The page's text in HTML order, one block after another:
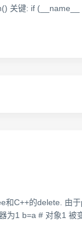
关键: if (__name__
和C++的delete. 由
1 b=a # 对象1 被